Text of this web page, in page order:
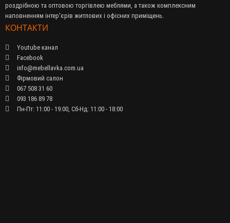
роздрібною та оптовою торгівлею меблями, а також комплексним
наповненням інтер'єрів житлових і офісних приміщень.
КОНТАКТИ
Youtube канал
Facebook
info@mebellavka.com.ua
Фірмовий салон
067 508 31 60
093 186 89 78
Пн-Пт: 11:00 - 19:00, Сб-Нд: 11:00 - 18:00